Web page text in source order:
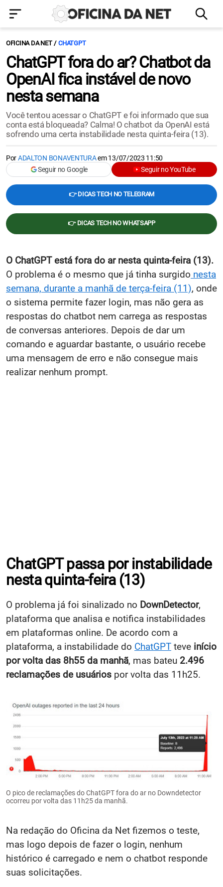
OFICINA DA NET CHATGPT
ChatGPT fora do ar? Chatbot da
OpenAI fica instável de novo
nesta semana
Você tentou acessar o ChatGPT e foi informado que sua
conta está bloqueada? Calma! O chatbot da OpenAI está
sofrendo uma certa instabilidade nesta quinta-feira (13).
PorADALTON BONAVENTURAem13/07/2023 11:50
Seguir no Google
Seguir no YouTube
👉 DICAS TECH NO TELEGRAM
👉 DICAS TECH NO WHATSAPP
O ChatGPT está fora do ar nesta quinta-feira (13).
O problema é o mesmo que já tinha surgido nesta
semana, durante a manhã de terça-feira (11), onde
o sistema permite fazer login, mas não gera as
respostas do chatbot nem carrega as respostas
de conversas anteriores. Depois de dar um
comando e aguardar bastante, o usuário recebe
uma mensagem de erro e não consegue mais
realizar nenhum prompt.
ChatGPT passa por instabilidade
nesta quinta-feira (13)
O problema já foi sinalizado no DownDetector,
plataforma que analisa e notifica instabilidades
em plataformas online. De acordo com a
plataforma, a instabilidade do ChatGPT teve início
por volta das 8h55 da manhã, mas bateu 2.496
reclamações de usuários por volta das 11h25.
O pico de reclamações do ChatGPT fora do ar no Downdetector
ocorreu por volta das 11h25 da manhã.
Na redação do Oficina da Net fizemos o teste,
mas logo depois de fazer o login, nenhum
histórico é carregado e nem o chatbot responde
suas solicitações.